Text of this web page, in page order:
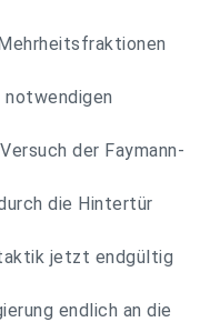
der Faymann-
die Hintertür
jetzt endgültig
endlich an die